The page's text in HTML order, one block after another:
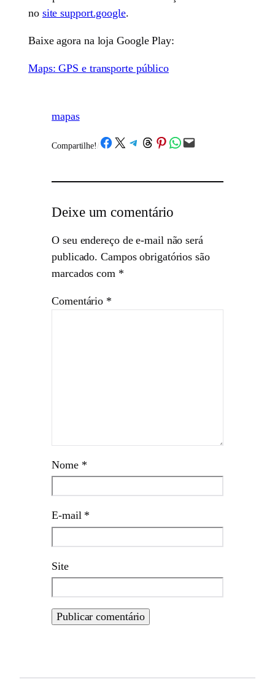
no site support.google.
Baixe agora na loja Google Play:
Maps: GPS e transporte público
mapas
Compartilhe! /Share on Facebook
Share on X Share on Telegram
Share on Threads
Share on Pinterest
Share on WhatsApp
Email this Page
Deixe um comentário
O seu endereço de e-mail não será
publicado. Campos obrigatórios são
marcados com *
Comentário *
Nome *
E-mail *
Site